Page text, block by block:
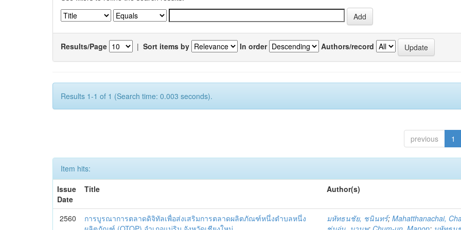
Results/Page | Sort items by In order Authors/record
Results 1-1 of 1 (Search time: 0.003 seconds).
previous 1
Item hits:
Issue
Date
Title Author(s)
2560
การบูรณาการตลาดดิจิทัลเพื่อส่งเสริมการตลาดผลิตภัณฑ์หนึ่งตำบลหนึ่ง
มหัทธนชัย, ชนินทร์;Mahatthanachai,